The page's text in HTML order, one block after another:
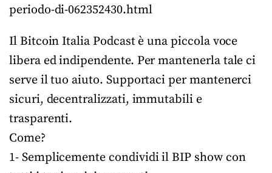
periodo-di-062352430.html
Il Bitcoin Italia Podcast è una piccola voce
libera ed indipendente. Per mantenerla tale ci
serve il tuo aiuto. Supportaci per mantenerci
sicuri, decentralizzati, immutabili e
trasparenti.
Come?
1- Semplicemente condividi il BIP show con